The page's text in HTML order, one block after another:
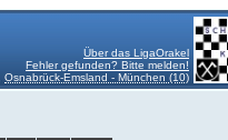
Über das LigaOrakel
Fehler gefunden? Bitte melden!
Osnabrück-Emsland - München (10)